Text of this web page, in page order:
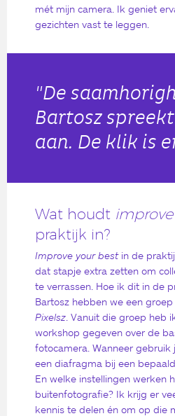
mét mijn camera. Ik geniet
gezichten vast te leggen.
"De
Bartosz
aan. De klik is
Wat houdt
praktijk in?
Improve your bestin de
dat stapje extra zetten om
te verrassen. Hoe ik dit in de
Bartosz hebben we een
Pixelsz . Vanuit die groep heb
workshop gegeven over de
fotocamera. Wanneer
een diafragma bij een
En welke instellingen werken
buitenfotografie? Ik krijg er
kennis te delen én om op die